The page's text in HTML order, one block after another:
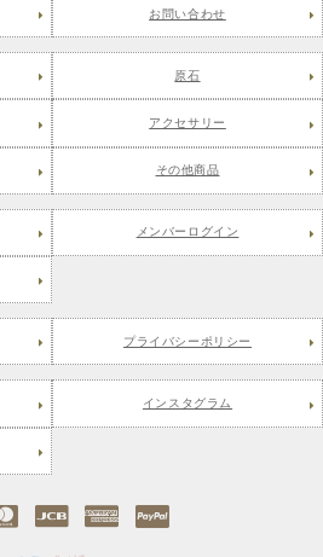
お問い合わせ
原石
アクセサリー
その他商品
メンバーログイン
プライバシーポリシー
インスタグラム